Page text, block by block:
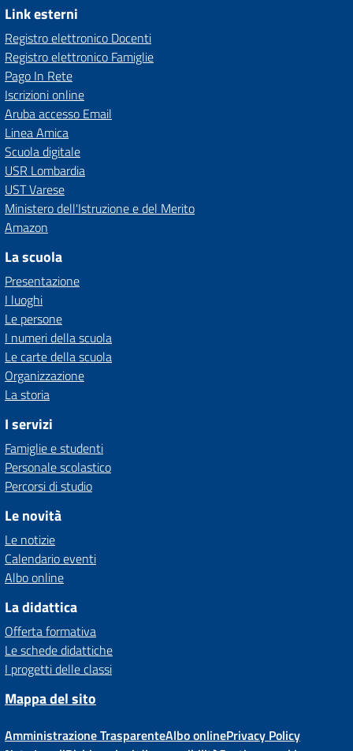
Link esterni
Registro elettronico Docenti
Registro elettronico Famiglie
Pago In Rete
Iscrizioni online
Aruba accesso Email
Linea Amica
Scuola digitale
USR Lombardia
UST Varese
Ministero dell'Istruzione e del Merito
Amazon
La scuola
Presentazione
I luoghi
Le persone
I numeri della scuola
Le carte della scuola
Organizzazione
La storia
I servizi
Famiglie e studenti
Personale scolastico
Percorsi di studio
Le novità
Le notizie
Calendario eventi
Albo online
La didattica
Offerta formativa
Le schede didattiche
I progetti delle classi
Mappa del sito
Amministrazione TrasparenteAlbo onlinePrivacy Policy